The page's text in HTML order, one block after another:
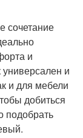
сочетание
и
универсален и
и для мебели
добиться
подобрать